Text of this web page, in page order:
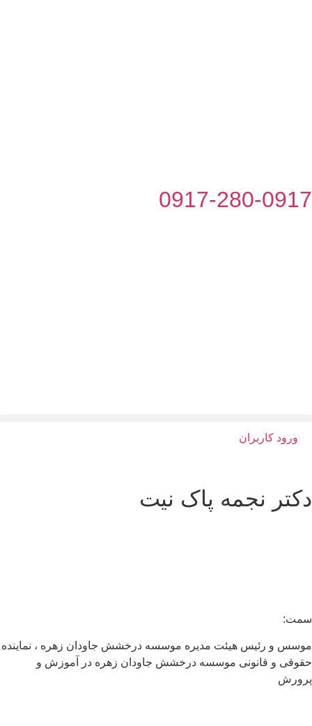
0917-280-
ورود کاربران
نجمه پاک نیت
و رئیس هیئت مدیره موسسه درخشش جاودان زهره ، نماینده
و قانونی موسسه درخشش جاودان زهره در آموزش و